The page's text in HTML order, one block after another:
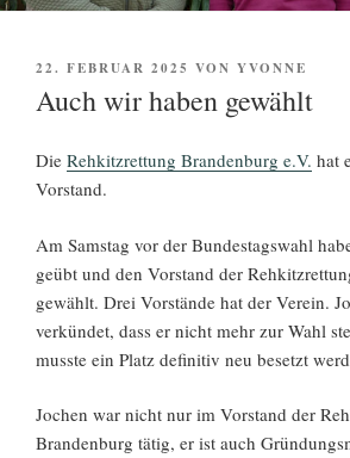
VERÖFFENTLICHT
AM
22. FEBRUAR 2025 VON YVONNE
Auch wir haben gewählt
Die Rehkitzrettung Brandenburg e.V. hat
Vorstand.
Am Samstag vor der Bundestagswahl
geübt und den Vorstand der
gewählt. Drei Vorstände hat der Verein.
verkündet, dass er nicht mehr zur Wahl
musste ein Platz definitiv neu besetzt
Jochen war nicht nur im Vorstand der
Brandenburg tätig, er ist auch